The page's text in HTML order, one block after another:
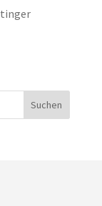
Suchen